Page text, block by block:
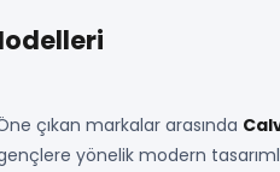
çıkan markalar arasında
yönelik modern